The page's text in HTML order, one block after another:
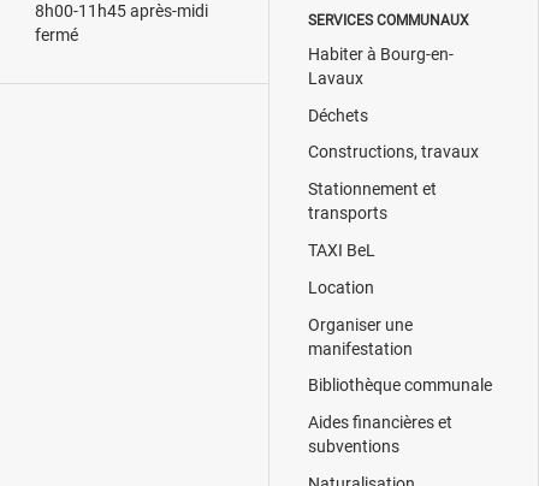
8h00-11h45 après-midi
fermé
SERVICES COMMUNAUX
Habiter à Bourg-en-
Lavaux
Déchets
Constructions, travaux
Stationnement et
transports
TAXI BeL
Location
Organiser une
manifestation
Bibliothèque communale
Aides financières et
subventions